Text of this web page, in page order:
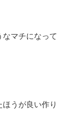
マチになって
うが良い作り